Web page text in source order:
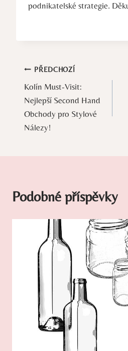
⁣podnikatelské strategie.
Navigace
pro
příspěvek
PŘEDCHOZÍ
Kolín Must-Visit:
Nejlepší Second Hand
Obchody pro Stylové
Nálezy!
Podobné příspěvky